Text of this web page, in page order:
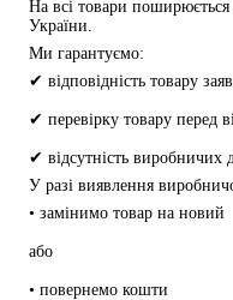
На всі товари поширюється
України.
Ми гарантуємо:
✔ відповідність товару
✔ перевірку товару перед
✔ відсутність виробничих
У разі виявлення
• замінимо товар на новий
або
• повернемо кошти